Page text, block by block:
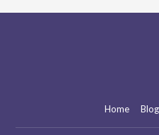
Home Blog